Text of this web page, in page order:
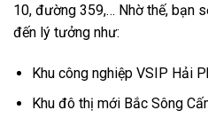
10, đường 359,… Nhờ thế, bạn
đến lý tưởng như:
Khu công nghiệp VSIP Hải
Khu đô thị mới Bắc Sông